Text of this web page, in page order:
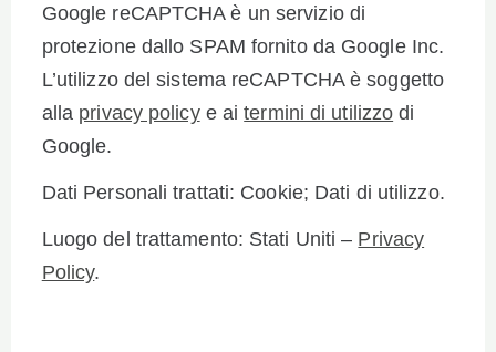
Google reCAPTCHA è un servizio di
protezione dallo SPAM fornito da Google Inc.
L’utilizzo del sistema reCAPTCHA è soggetto
alla privacy policye aitermini di utilizzo di
Google.
Dati Personali trattati: Cookie; Dati di utilizzo.
Luogo del trattamento: Stati Uniti – Privacy
Policy.